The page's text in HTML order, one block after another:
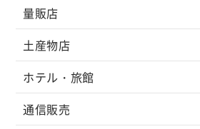
量販店
土産物店
ホテル・旅館
通信販売